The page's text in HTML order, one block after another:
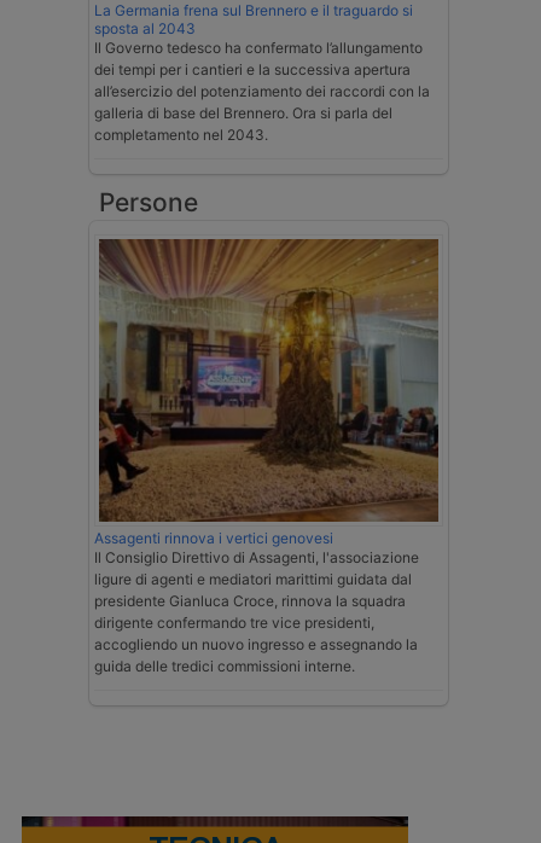
La Germania frena sul Brennero e il traguardo si
sposta al 2043
Il Governo tedesco ha confermato l’allungamento
dei tempi per i cantieri e la successiva apertura
all’esercizio del potenziamento dei raccordi con la
galleria di base del Brennero. Ora si parla del
completamento nel 2043.
Persone
Assagenti rinnova i vertici genovesi
Il Consiglio Direttivo di Assagenti, l'associazione
ligure di agenti e mediatori marittimi guidata dal
presidente Gianluca Croce, rinnova la squadra
dirigente confermando tre vice presidenti,
accogliendo un nuovo ingresso e assegnando la
guida delle tredici commissioni interne.